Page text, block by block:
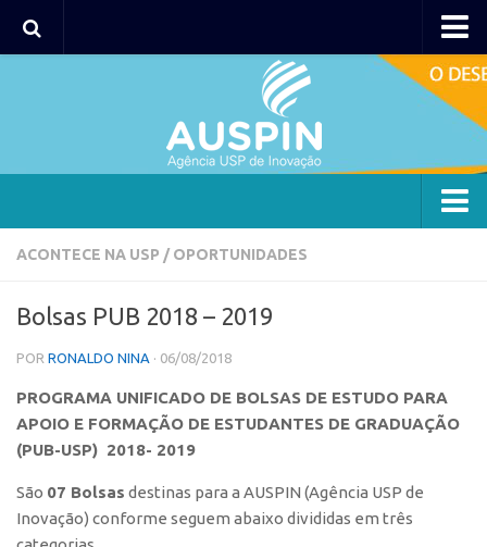
Agência
Coordenação
Polos
Polo Capital
Polo Lorena
Polo São Carlos
Programas
ACONTECE NA USP / OPORTUNIDADES
Bolsas PUB 2018 – 2019
POR RONALDO NINA · 06/08/2018
PROGRAMA UNIFICADO DE BOLSAS DE ESTUDO PARA
APOIO E FORMAÇÃO DE ESTUDANTES DE GRADUAÇÃO
(PUB-USP) 2018- 2019
São 07 Bolsas destinas para a AUSPIN (Agência USP de
Inovação) conforme seguem abaixo divididas em três